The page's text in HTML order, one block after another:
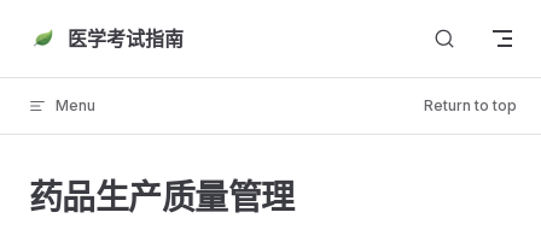
Skip to content
医学考试指南
Menu Return to top
药品生产质量管理